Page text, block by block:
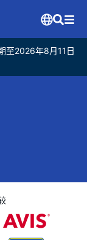
至2026年8月11日